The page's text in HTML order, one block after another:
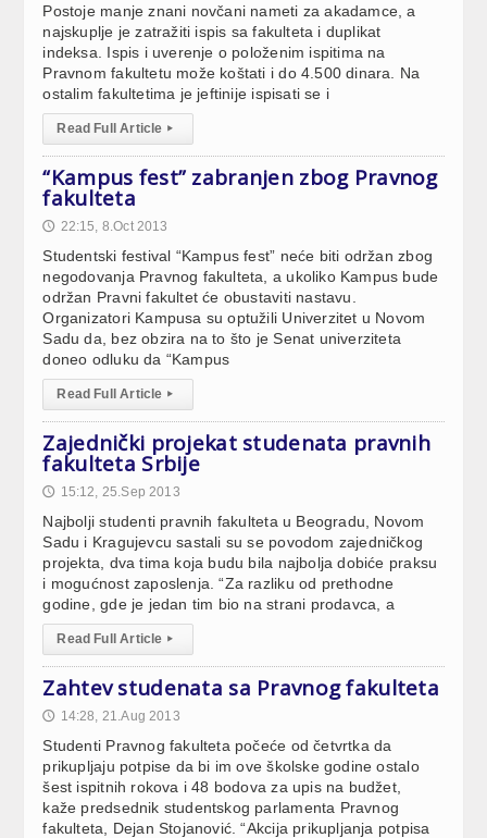
Postoje manje znani novčani nameti za akadamce, a
najskuplje je zatražiti ispis sa fakulteta i duplikat
indeksa. Ispis i uverenje o položenim ispitima na
Pravnom fakultetu može koštati i do 4.500 dinara. Na
ostalim fakultetima je jeftinije ispisati se i
Read Full Article ▸
“Kampus fest” zabranjen zbog Pravnog
fakulteta
🕔 22:15, 8.Oct 2013
Studentski festival “Kampus fest” neće biti održan zbog
negodovanja Pravnog fakulteta, a ukoliko Kampus bude
održan Pravni fakultet će obustaviti nastavu.
Organizatori Kampusa su optužili Univerzitet u Novom
Sadu da, bez obzira na to što je Senat univerziteta
doneo odluku da “Kampus
Read Full Article ▸
Zajednički projekat studenata pravnih
fakulteta Srbije
🕔 15:12, 25.Sep 2013
Najbolji studenti pravnih fakulteta u Beogradu, Novom
Sadu i Kragujevcu sastali su se povodom zajedničkog
projekta, dva tima koja budu bila najbolja dobiće praksu
i mogućnost zaposlenja. “Za razliku od prethodne
godine, gde je jedan tim bio na strani prodavca, a
Read Full Article ▸
Zahtev studenata sa Pravnog fakulteta
🕔 14:28, 21.Aug 2013
Studenti Pravnog fakulteta počeće od četvrtka da
prikupljaju potpise da bi im ove školske godine ostalo
šest ispitnih rokova i 48 bodova za upis na budžet,
kaže predsednik studentskog parlamenta Pravnog
fakulteta, Dejan Stojanović. “Akcija prikupljanja potpisa